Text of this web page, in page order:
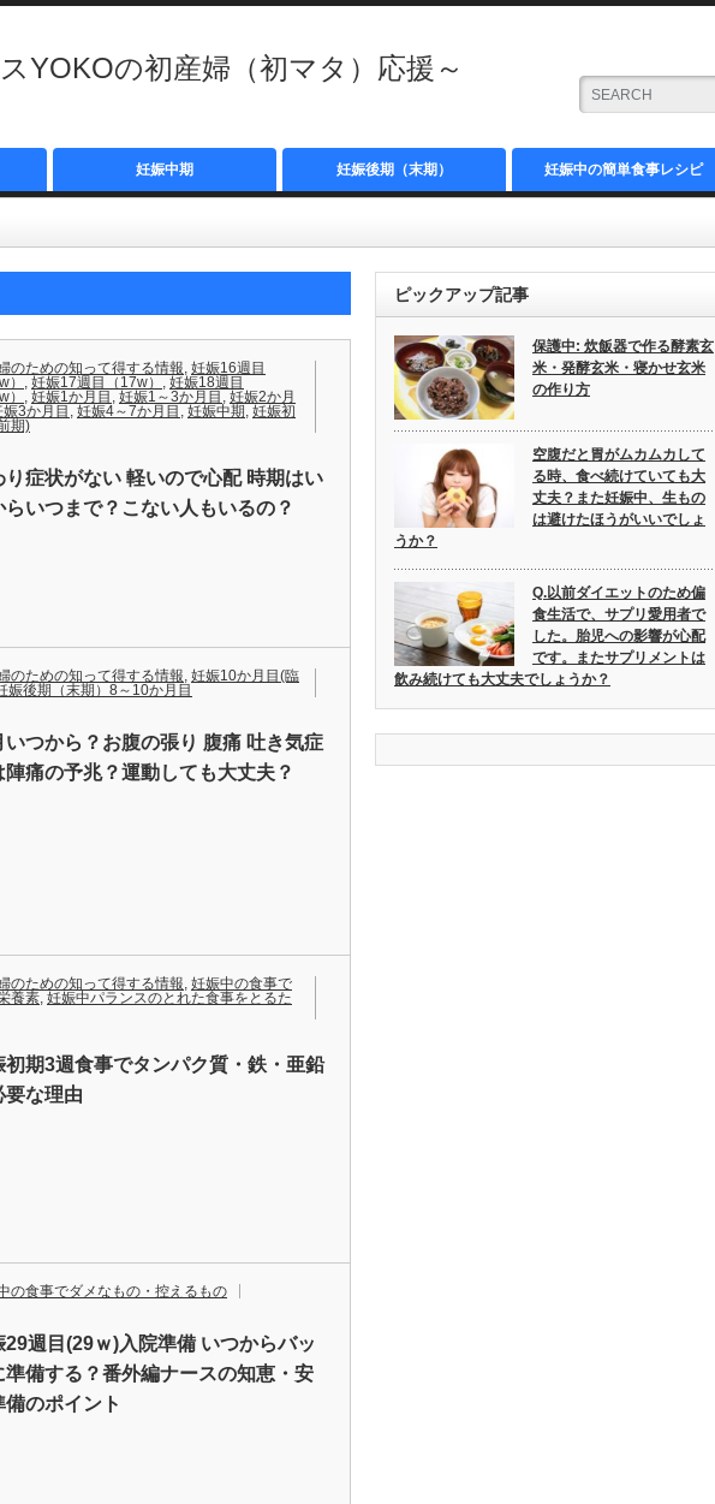
YOKOの初産婦（初マタ）応援～
妊娠中期 妊娠後期（末期） 妊娠中の簡単食事レシピ
のための知って得する情報, 妊娠16週目
） , 妊娠17週目（17w） , 妊娠18週目
） , 妊娠1か月目 , 妊娠1～3か月目 , 妊娠2か月
娠3か月目 , 妊娠4～7か月目 , 妊娠中期, 妊娠初
期)
り症状がない 軽いので心配 時期はい
らいつまで？こない人もいるの？
のための知って得する情報, 妊娠10か月目(臨
娠後期（末期）8～10か月目
いつから？お腹の張り 腹痛 吐き気症
陣痛の予兆？運動しても大丈夫？
のための知って得する情報, 妊娠中の食事で
養素, 妊娠中パランスのとれた食事をとるた
初期3週食事でタンパク質・鉄・亜鉛
要な理由
の食事でダメなもの・控えるもの
29週目(29ｗ)入院準備 いつからバッ
準備する？番外編ナースの知恵・安
備のポイント
ピックアップ記事
保護中: 炊飯器で作る酵素玄
米・発酵玄米・寝かせ玄米
の作り方
空腹だと胃がムカムカして
る時、食べ続けていても大
丈夫？また妊娠中、生もの
は避けたほうがいいでしょ
うか？
Q.以前ダイエットのため偏
食生活で、サプリ愛用者で
した。胎児への影響が心配
です。またサプリメントは
飲み続けても大丈夫でしょうか？